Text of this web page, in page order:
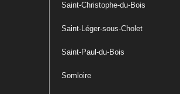
Saint-Christophe-du-Bois
Saint-Léger-sous-Cholet
Saint-Paul-du-Bois
Somloire